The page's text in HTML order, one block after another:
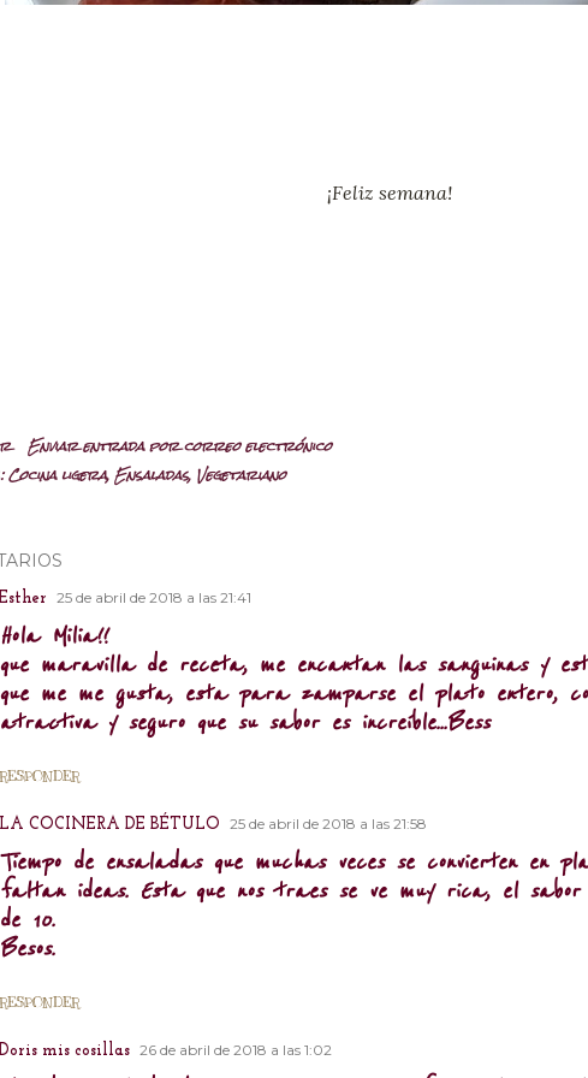
¡Feliz semana!
Enviar entrada por correo electrónico
Cocina ligera Ensaladas Vegetariano
Esther 25 de abril de 2018 a las 21:41
Hola Milia!!
que maravilla de receta, me encantan las sanguinas y
que me me gusta, esta para zamparse el plato entero,
atractiva y seguro que su sabor es increíble...Bess
RESPONDER
LA COCINERA DE BÉTULO 25 de abril de 2018 a las 21:58
Tiempo de ensaladas que muchas veces se convierten en
faltan ideas. Esta que nos traes se ve muy rica, el sabor
de 10.
Besos.
RESPONDER
Doris mis cosillas 26 de abril de 2018 a las 1:02